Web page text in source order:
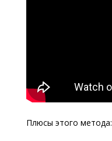
Плюсы этого метода: